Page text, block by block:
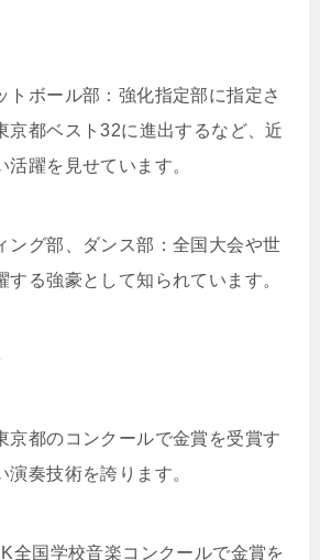
トボール部：強化指定部に指定さ
京都ベスト32に進出するなど、近
活躍を見せています。
ング部、ダンス部：全国大会や世
する強豪として知られています。
京都のコンクールで金賞を受賞す
演奏技術を誇ります。
全国学校音楽コンクールで金賞を